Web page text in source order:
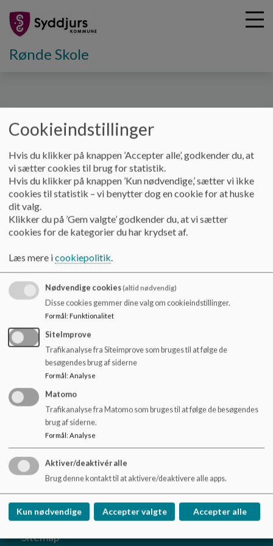
å
Rønde Skole
Rønde Skoles pædagogisk
læringscenter
PLC-folder
Video-vejledninger til AppWriter - iPad (2.-4. kl.)
Ordblinde-folder - Mellemtrin
Ordblinde-folder - Udskoling
Rønde Skole
Skrejrupvej 1, 8410 Rønde
87 53 50 50
EAN NR. 5798004440391
Sitemap
Cookieindstillinger
Hvis du klikker på knappen ’Accepter alle’, godkender du, at
vi sætter cookies til brug for statistik.
Hvis du klikker på knappen ’Kun nødvendige,’ sætter vi ikke
cookies til statistik – vi benytter dog en cookie for at huske
dit valg.
Klikker du på ’Gem valgte’ godkender du, at vi sætter
cookies for de kategorier du har krydset af.
Læs mere icookiepolitik.
Nødvendige cookies(altid nødvendig)
Disse cookies gemmer dine valg om cookieindstillinger.
Formål: Funktionalitet
SiteImprove
Trafikanalyse fra Siteimprove som bruges til at følge de
besøgendes brug af siderne
Formål: Analyse
Matomo
Trafikanalyse fra Matomo som bruges til at følge de besøgendes
brug af siderne.
Formål: Analyse
Aktiver/deaktivér alle
Brug denne kontakt til at aktivere/deaktivere alle apps.
Kun nødvendige Accepter valgte Accepter alle